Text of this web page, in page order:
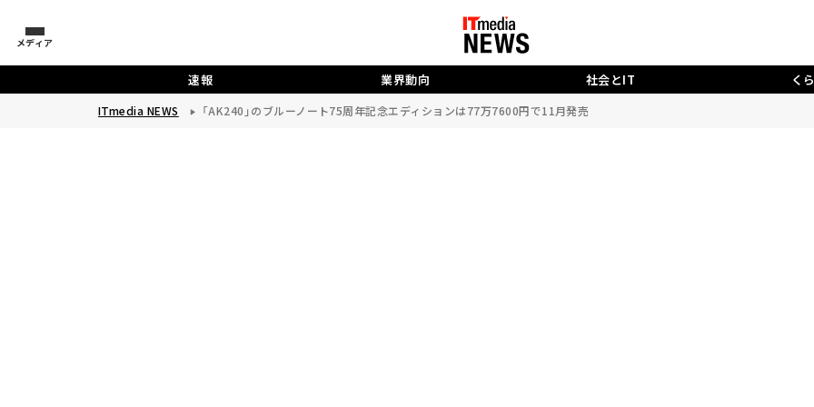
メディア
速報 業界動向 社会とIT く
ITmedia NEWS 「AK240」のブルーノート75周年記念エディションは77万7600円で11月発売